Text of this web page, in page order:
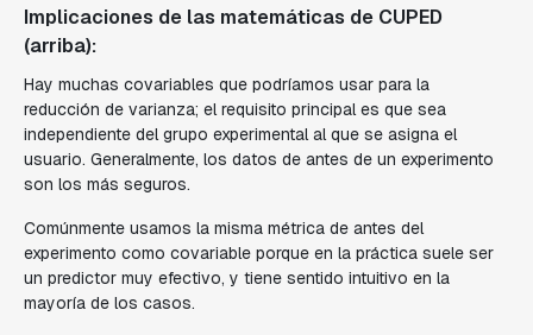
Implicaciones de las matemáticas de CUPED
(arriba):
Hay muchas covariables que podríamos usar para la
reducción de varianza; el requisito principal es que sea
independiente del grupo experimental al que se asigna el
usuario. Generalmente, los datos de antes de un experimento
son los más seguros.
Comúnmente usamos la misma métrica de antes del
experimento como covariable porque en la práctica suele ser
un predictor muy efectivo, y tiene sentido intuitivo en la
mayoría de los casos.